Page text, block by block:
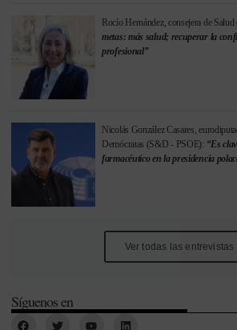
Rocío Hernández, consejera de
metas: más salud; recuperar la
profesional”
Nicolás González Casares,
Demócratas (S&D - PSOE): “Es
farmacéutico en la presidencia
Ver todas las entrevistas
Síguenos en